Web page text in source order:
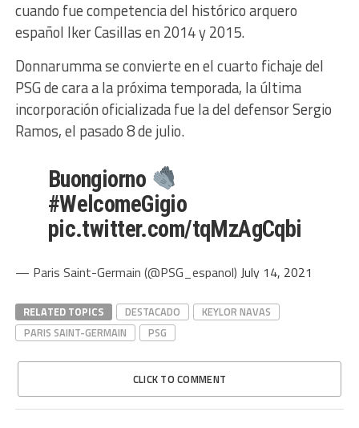
cuando fue competencia del histórico arquero
español Iker Casillas en 2014 y 2015.
Donnarumma se convierte en el cuarto fichaje del
PSG de cara a la próxima temporada, la última
incorporación oficializada fue la del defensor Sergio
Ramos, el pasado 8 de julio.
Buongiorno
#WelcomeGigio
pic.twitter.com/tqMzAgCqbi
— Paris Saint-Germain (@PSG_espanol) July 14, 2021
RELATED TOPICS DESTACADO
KEYLOR NAVAS
PARIS SAINT-GERMAIN
PSG
CLICK TO COMMENT